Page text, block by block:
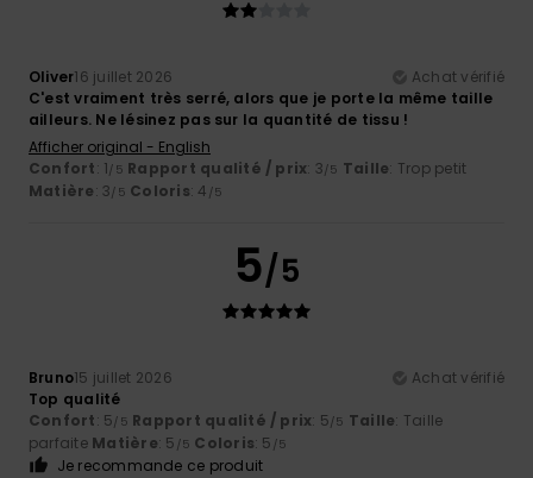
Oliver16 juillet 2026
Achat vérifié
C'est vraiment très serré, alors que je porte la même taille
ailleurs. Ne lésinez pas sur la quantité de tissu !
Afficher original - English
Confort: 1/5 Rapport qualité / prix: 3/5 Taille: Trop petit
Matière: 3/5 Coloris: 4 /5
5/5
Bruno15 juillet 2026
Achat vérifié
Top qualité
Confort: 5/5 Rapport qualité / prix: 5/5 Taille: Taille
parfaite Matière: 5 /5 Coloris: 5 /5
Je recommande ce produit